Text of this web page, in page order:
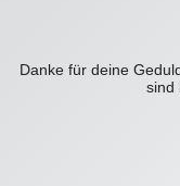
Danke für deine
sind